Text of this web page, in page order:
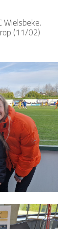
Wielsbeke.
(11/02)